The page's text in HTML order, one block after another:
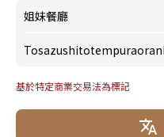
姐妹餐廳
基於特定商業交易法為標記